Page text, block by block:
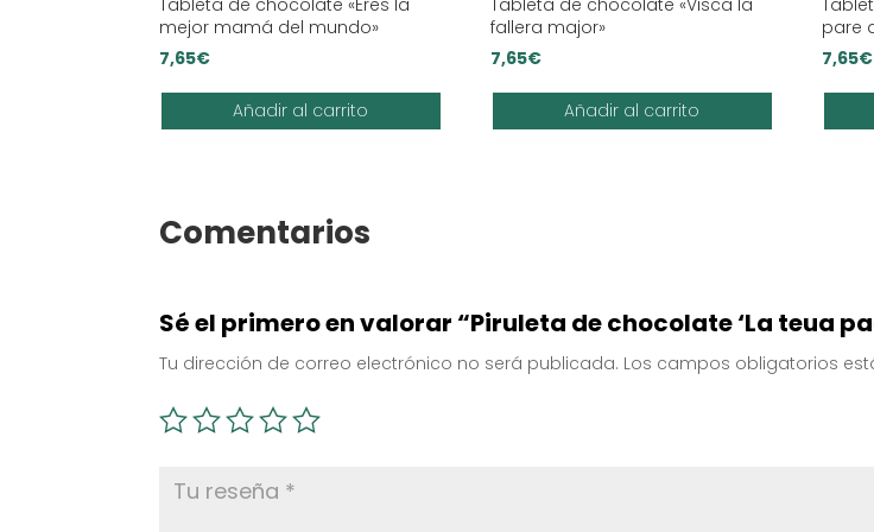
mejor mamá del mundo»
7,65€
Añadir al carrito
fallera major»
7,65€
Añadir al carrito
pare
7,65€
Comentarios
Sé el primero en valorar “Piruleta de chocolate ‘La teua
Tu dirección de correo electrónico no será publicada. Los campos obligatorios